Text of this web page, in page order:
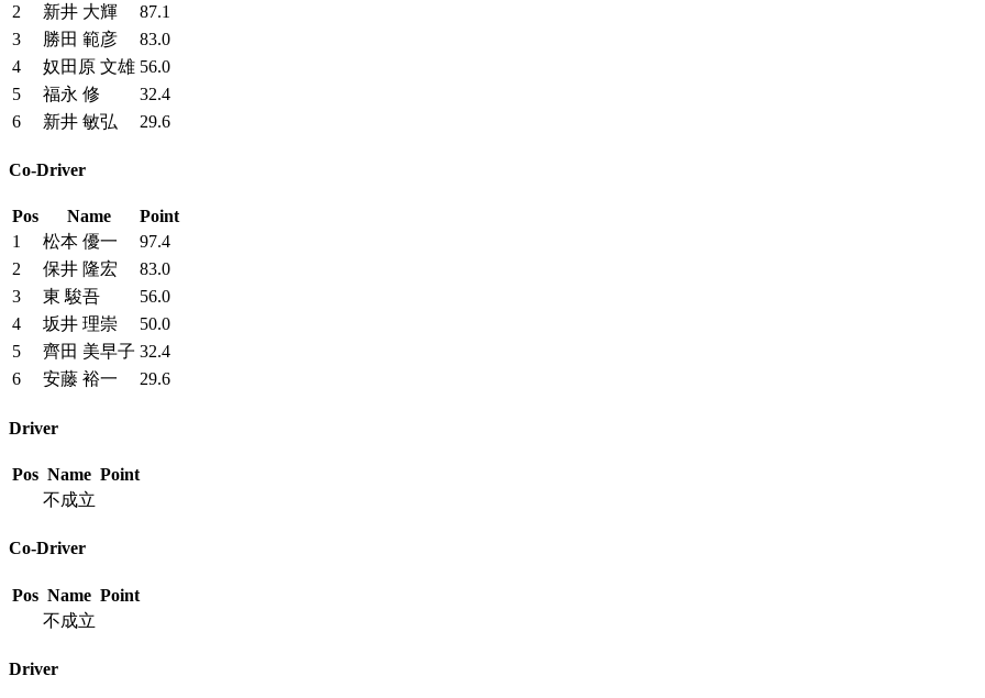
2
新井 大輝
87.1
3
勝田 範彦
83.0
4
奴田原 文雄 56.0
5
福永 修
32.4
6
新井 敏弘 29.6
Co-Driver
Pos Name
Point
1
松本 優一
97.4
2
保井 隆宏
83.0
3
東 駿吾
56.0
4
坂井 理崇
50.0
5
齊田 美早子 32.4
6
安藤 裕一 29.6
Driver
Pos Name Point
不成立
Co-Driver
Pos Name Point
不成立
Driver